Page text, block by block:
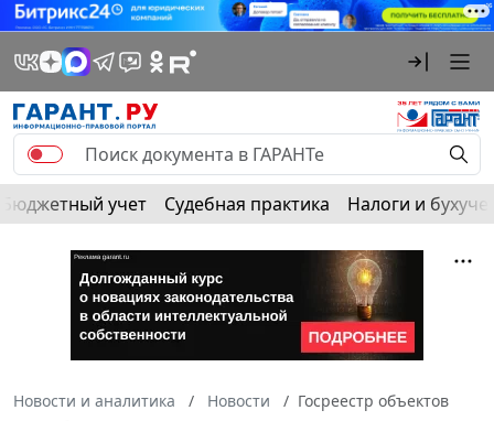
Бюджетный учет Судебная практика Налоги и
Новости и аналитика Новости
Госреестр объектов